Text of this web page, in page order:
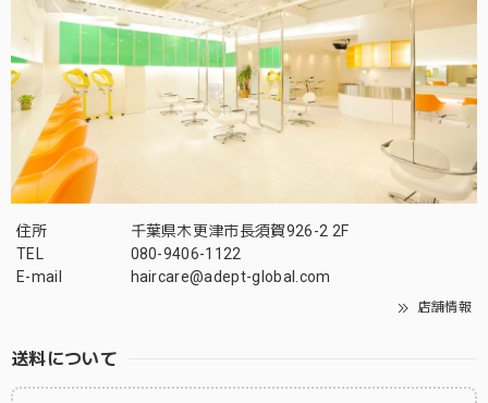
住所
千葉県木更津市長須賀926-2 2F
TEL
080-9406-1122
E-mail
haircare@adept-global.com
店舗情報
送料について